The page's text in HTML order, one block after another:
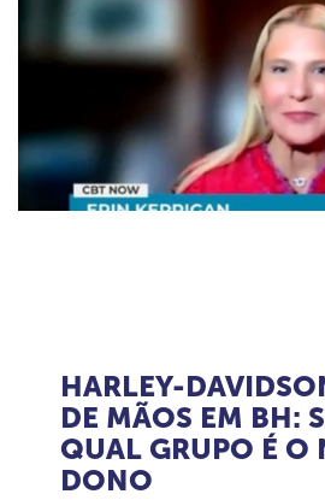
HARLEY-
DE MÃOS EM BH:
QUAL GRUPO É O
DONO